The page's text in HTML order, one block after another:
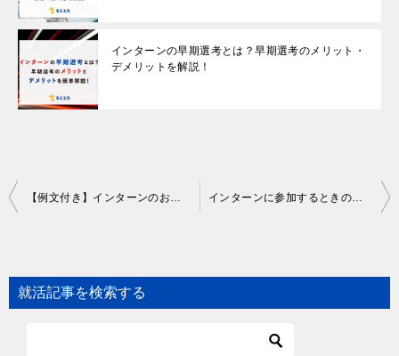
インターンの早期選考とは？早期選考のメリット・
デメリットを解説！
Post
就活記事を検索する